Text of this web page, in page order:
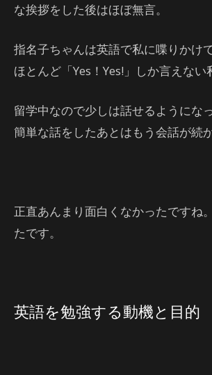
な挨拶をした後はほぼ無言。
指名子ちゃんは英語で私に喋りかけ
ほとんど「Yes！Yes!」しか言えない
留学中なので少しは話せるようにな
簡単な話をしたあとはもう会話が続か
正直あんまり面白くなかったですね
たです。
英語を勉強する動機と目的